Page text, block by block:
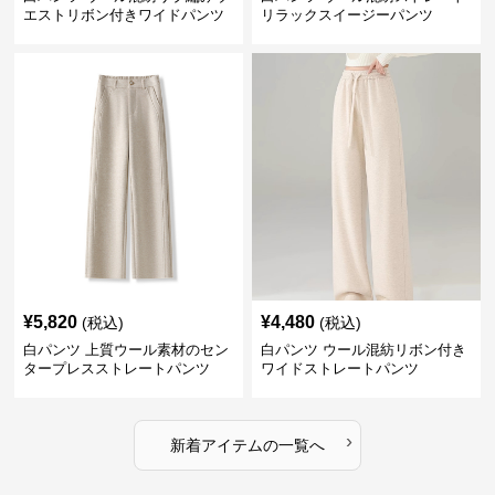
エストリボン付きワイドパンツ
リラックスイージーパンツ
¥5,820 (税込)
白パンツ 上質ウール素材のセン
タープレスストレートパンツ
¥4,480 (税込)
白パンツ ウール混紡リボン付き
ワイドストレートパンツ
新着アイテムの一覧へ ›